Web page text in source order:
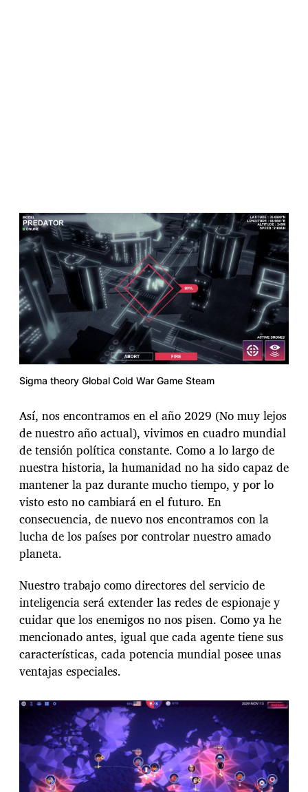
Sigma theory Global Cold War Game Steam
Así, nos encontramos en el año 2029 (No muy lejos
de nuestro año actual), vivimos en cuadro mundial
de tensión política constante. Como a lo largo de
nuestra historia, la humanidad no ha sido capaz de
mantener la paz durante mucho tiempo, y por lo
visto esto no cambiará en el futuro. En
consecuencia, de nuevo nos encontramos con la
lucha de los países por controlar nuestro amado
planeta.
Nuestro trabajo como directores del servicio de
inteligencia será extender las redes de espionaje y
cuidar que los enemigos no nos pisen. Como ya he
mencionado antes, igual que cada agente tiene sus
características, cada potencia mundial posee unas
ventajas especiales.